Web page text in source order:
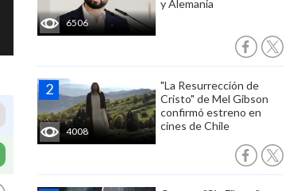
6506
y Alemania
4008
"La Resurrección de
Cristo" de Mel Gibson
confirmó estreno en
cines de Chile